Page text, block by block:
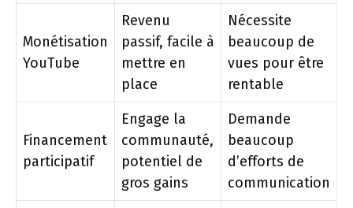
Monétisation
YouTube
Revenu
passif, facile à
mettre en
place
Nécessite
beaucoup de
vues pour être
rentable
Financement
participatif
Engage la
communauté,
potentiel de
gros gains
Demande
beaucoup
d’efforts de
communication